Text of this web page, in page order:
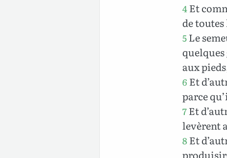
4Et
de
5Le
aux
6 Et
parce
7Et
levèrent
8Et